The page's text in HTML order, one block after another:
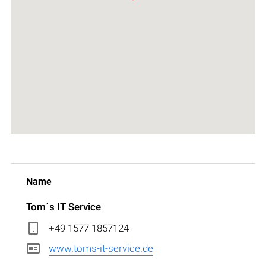
Tom´s IT Service
+49 1577 1857124
www.toms-it-service.de